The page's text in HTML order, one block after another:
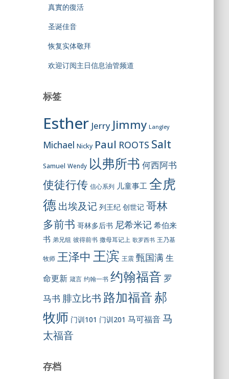
真實的復活
圣诞佳音
恢复实体敬拜
欢迎订阅主日信息油管频道
标签
Esther Jerry Jimmy Langley
Michael Nicky Paul ROOTS Salt
Samuel Wendy 以弗所书 何西阿书
使徒行传 信心系列 儿童事工 全虎
德 出埃及记 列王纪 创世记 哥林
多前书 哥林多后书 尼希米记 希伯来
书 弟兄组 彼得前书 撒母耳记上 歌罗西书 王乃基
牧师 王泽中 王滨 王震 甄国满 生
命更新 箴言 约翰一书 约翰福音 罗
马书 腓立比书 路加福音郝
牧师 门训101 门训201 马可福音 马
太福音
存档